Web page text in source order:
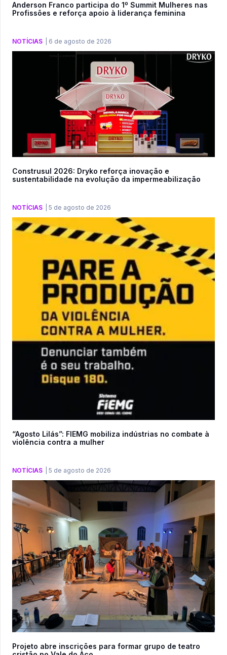
Anderson Franco participa do 1º Summit Mulheres nas
Profissões e reforça apoio à liderança feminina
NOTÍCIAS 6 de agosto de 2026
Construsul 2026: Dryko reforça inovação e
sustentabilidade na evolução da impermeabilização
NOTÍCIAS 5 de agosto de 2026
“Agosto Lilás”: FIEMG mobiliza indústrias no combate à
violência contra a mulher
NOTÍCIAS 5 de agosto de 2026
Projeto abre inscrições para formar grupo de teatro